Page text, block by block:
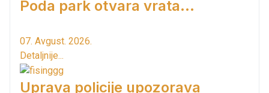
Poda park otvara vrata...
07. Avgust. 2026.
Detaljnije...
Uprava policije upozorava